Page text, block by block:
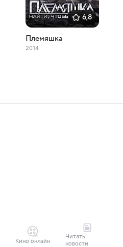
6,8
Племяшка
2014
Кино онлайн
Читать
новости